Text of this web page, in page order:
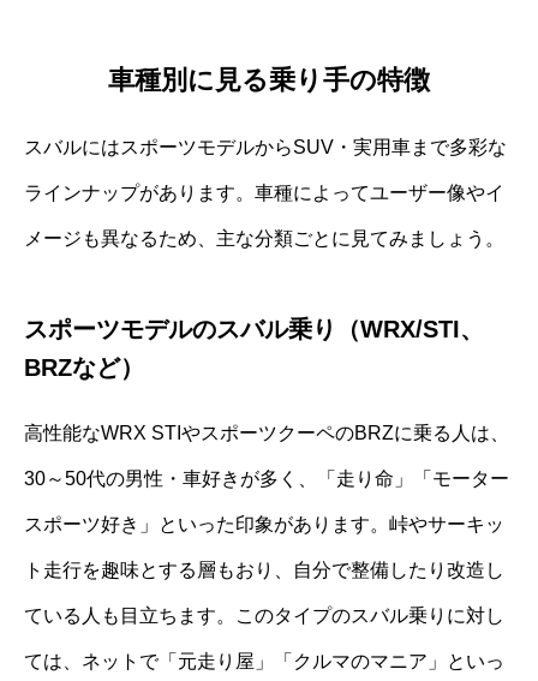
車種別に見る乗り手の特徴
スバルにはスポーツモデルからSUV・実用車まで多彩な
ラインナップがあります。車種によってユーザー像やイ
メージも異なるため、主な分類ごとに見てみましょう。
スポーツモデルのスバル乗り（WRX/STI、
BRZなど）
高性能なWRX STIやスポーツクーペのBRZに乗る人は、
30～50代の男性・車好きが多く、「走り命」「モーター
スポーツ好き」といった印象があります。峠やサーキッ
ト走行を趣味とする層もおり、自分で整備したり改造し
ている人も目立ちます。このタイプのスバル乗りに対し
ては、ネットで「元走り屋」「クルマのマニア」といっ